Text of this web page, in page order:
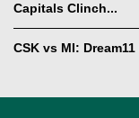
Capitals Clinch...
CSK vs MI: